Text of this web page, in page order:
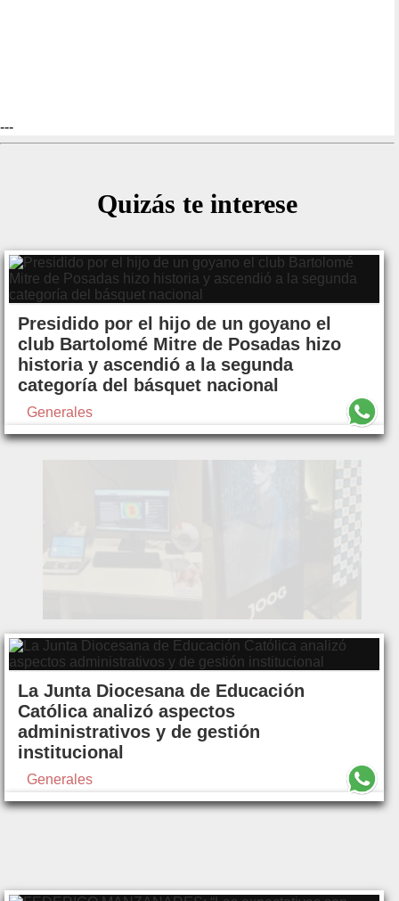
---
Quizás te interese
Presidido por el hijo de un goyano el
club Bartolomé Mitre de Posadas hizo
historia y ascendió a la segunda
categoría del básquet nacional
Generales
La Junta Diocesana de Educación
Católica analizó aspectos
administrativos y de gestión
institucional
Generales